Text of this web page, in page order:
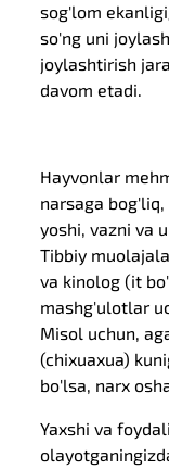
sog'lom
so'ng uni
joylashtirish
davom etadi.
Hayvonlar
narsaga
yoshi, vazni va
Tibbiy
va kinolog (it
mashg'ulotlar
Misol uchun,
(chixuaxua)
bo'lsa, narx
Yaxshi va